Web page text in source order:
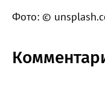
Фото: ©